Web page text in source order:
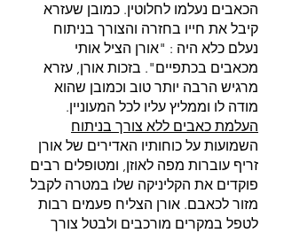
הכאבים נעלמו לחלוטין. כמובן שעזרא
קיבל את חייו בחזרה והצורך בניתוח
נעלם כלא היה : "אורן הציל אותי
מכאבים בכתפיים". בזכות אורן, עזרא
מרגיש הרבה יותר טוב וכמובן שהוא
מודה לו וממליץ עליו לכל המעוניין.
העלמת כאבים ללא צורך בניתוח
השמועות על כוחותיו האדירים של אורן
זריף עוברות מפה לאוזן, ומטופלים רבים
פוקדים את הקליניקה שלו במטרה לקבל
מזור לכאבם. אורן הצליח פעמים רבות
לטפל במקרים מורכבים ולבטל צורך